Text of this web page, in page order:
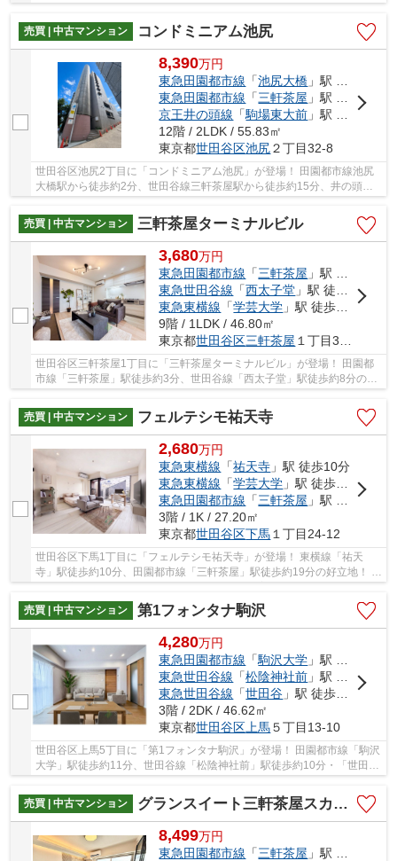
駅から徒歩約18分・西太子堂駅から徒歩約20分...
売買 | 中古マンション
コンドミニアム池尻
8,390万円
東急田園都市線 「池尻大橋 」駅 徒歩2分
東急田園都市線 「三軒茶屋 」駅 徒歩15分
京王井の頭線 「駒場東大前 」駅 徒歩20分
12階 / 2LDK / 55.83㎡
東京都世田谷区池尻２丁目32-8
世田谷区池尻2丁目に「コンドミニアム池尻」が登場！ 田園都市線池尻
大橋駅から徒歩約2分、世田谷線三軒茶屋駅から徒歩約15分、井の頭線
駒場東大前駅から徒歩約20分。 3路線3駅利用可...
売買 | 中古マンション
三軒茶屋ターミナルビル
3,680万円
東急田園都市線 「三軒茶屋 」駅 徒歩3分
東急世田谷線 「西太子堂 」駅 徒歩8分
東急東横線 「学芸大学 」駅 徒歩30分
9階 / 1LDK / 46.80㎡
東京都世田谷区三軒茶屋 １丁目30-9
世田谷区三軒茶屋1丁目に「三軒茶屋ターミナルビル」が登場！ 田園都
市線「三軒茶屋」駅徒歩約3分、世田谷線「西太子堂」駅徒歩約8分の好
売買 | 中古マンション
フェルテシモ祐天寺
2,680万円
東急東横線 「祐天寺 」駅 徒歩10分
東急東横線 「学芸大学 」駅 徒歩16分
東急田園都市線 「三軒茶屋 」駅 徒歩19分
3階 / 1K / 27.20㎡
東京都世田谷区下馬 １丁目24-12
世田谷区下馬1丁目に「フェルテシモ祐天寺」が登場！ 東横線「祐天
寺」駅徒歩約10分、田園都市線「三軒茶屋」駅徒歩約19分の好立地！ 閑
売買 | 中古マンション
第1フォンタナ駒沢
4,280万円
東急田園都市線 「駒沢大学 」駅 徒歩11分
東急世田谷線 「松陰神社前 」駅 徒歩10分
東急世田谷線 「世田谷 」駅 徒歩13分
3階 / 2DK / 46.62㎡
東京都世田谷区 上馬５丁目13-10
世田谷区上馬5丁目に「第1フォンタナ駒沢」が登場！ 田園都市線「駒沢
大学」駅徒歩約11分、世田谷線「松陰神社前」駅徒歩約10分・「世田
売買 | 中古マンション
グランスイート三軒茶屋スカイテラス
8,499万円
東急田園都市線 「三軒茶屋 」駅 徒歩10分